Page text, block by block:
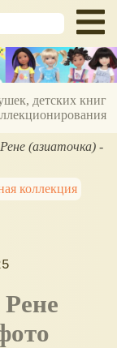
детских книг
(азиаточка) -
коллекция